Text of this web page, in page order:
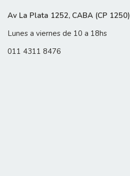
Av La Plata 1252, CABA (CP 1250)
Lunes a viernes de 10 a 18hs
011 4311 8476